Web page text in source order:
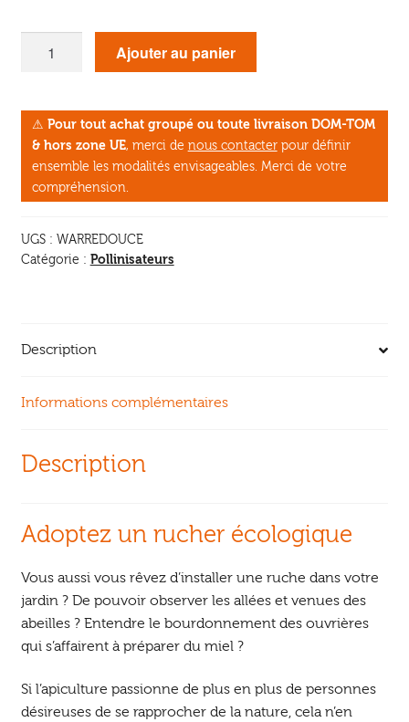
manuel
d'apiculture
ruche
Ajouter au panier
⚠ Pour tout achat groupé ou toute livraison DOM-TOM
& hors zone UE, merci de nous contacterpour définir
ensemble les modalités envisageables. Merci de votre
compréhension.
UGS : WARREDOUCE
Catégorie : Pollinisateurs
Description
Informations complémentaires
Description
Adoptez un rucher écologique
Vous aussi vous rêvez d’installer une ruche dans votre
jardin ? De pouvoir observer les allées et venues des
abeilles ? Entendre le bourdonnement des ouvrières
qui s’affairent à préparer du miel ?
Si l’apiculture passionne de plus en plus de personnes
désireuses de se rapprocher de la nature, cela n’en